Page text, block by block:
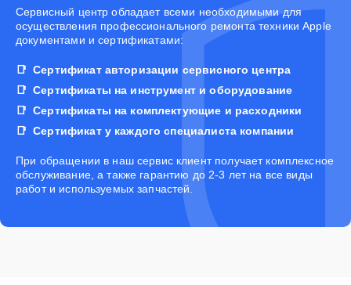
Cервисный центр обладает всеми необходимыми для
осуществления профессионального ремонта техники Apple
документами и сертификатами:
Сертификат авторизации сервисного центра
Сертификаты на инструмент и оборудование
Сертификаты на комплектующие и расходники
Сертификат у каждого специалиста компании
При обращении в наш сервис клиент получает комплексное
обслуживание, а также гарантию до 2-3 лет на все виды
работ и используемых запчастей.